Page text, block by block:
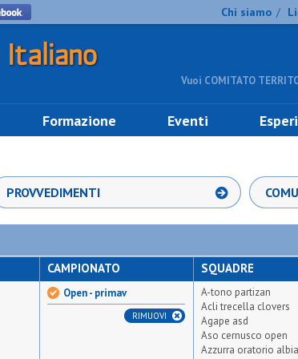
Chi siamo /
Vuoi COMITATO
Formazione Eventi
PROVVEDIMENTI
CAMPIONATO
Open - primav
RIMUOVI
SQUADRE
A-tono partizan
Acli trecella clovers
Agape asd
Aso cernusco open
Azzurra oratorio